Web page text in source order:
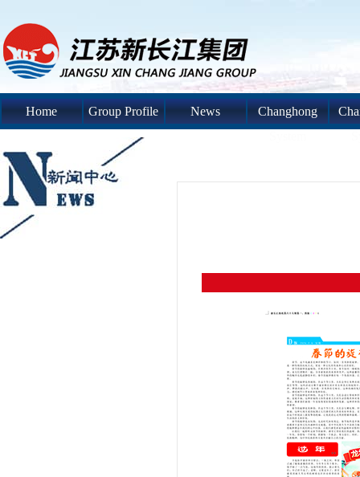
Home Group Profile News
Changhong